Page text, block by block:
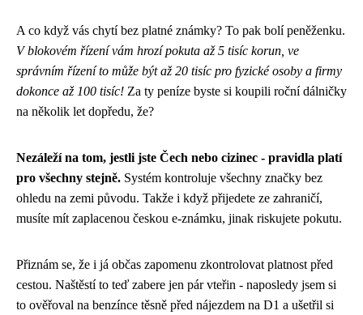
A co když vás chytí bez platné známky? To pak bolí peněženku.
V blokovém řízení vám hrozí pokuta až 5 tisíc korun, ve
správním řízení to může být až 20 tisíc pro fyzické osoby a firmy
dokonce až 100 tisíc! Za ty peníze byste si koupili roční dálničky
na několik let dopředu, že?
Nezáleží na tom, jestli jste Čech nebo cizinec - pravidla platí
pro všechny stejně. Systém kontroluje všechny značky bez
ohledu na zemi původu. Takže i když přijedete ze zahraničí,
musíte mít zaplacenou českou e-známku, jinak riskujete pokutu.
Přiznám se, že i já občas zapomenu zkontrolovat platnost před
cestou. Naštěstí to teď zabere jen pár vteřin - naposledy jsem si
to ověřoval na benzínce těsně před nájezdem na D1 a ušetřil si